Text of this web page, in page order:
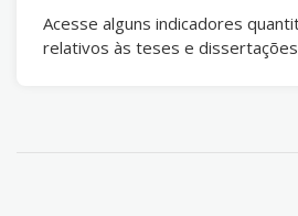
Acesse alguns indicadores
relativos às teses e